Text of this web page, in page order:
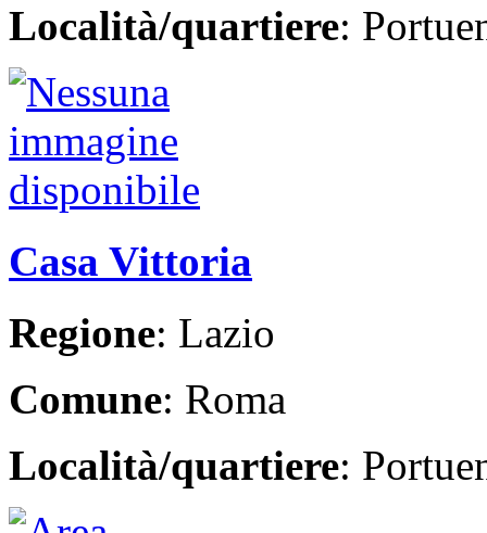
Località/quartiere:
Casa Vittoria
Regione: Lazio
Comune: Roma
Località/quartiere: